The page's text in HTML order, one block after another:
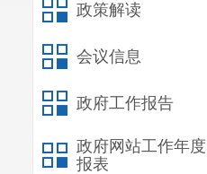
政策解读
会议信息
政府工作报告
政府网站工作年度
报表